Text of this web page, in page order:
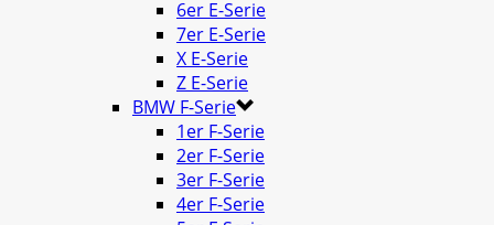
6er E-Serie
7er E-Serie
X E-Serie
Z E-Serie
BMW F-Serie
1er F-Serie
2er F-Serie
3er F-Serie
4er F-Serie